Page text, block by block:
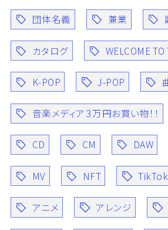
団体名義 兼業
カタログ WELCOME
K-POP J-POP
音楽メディア３万円お買い物！！
CD CM DAW
MV NFT TikTok
アニメ アレンジ